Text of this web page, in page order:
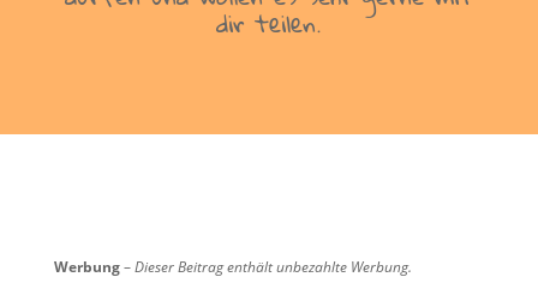
dir teilen.
Werbung–Dieser Beitrag enthält unbezahlte Werbung.